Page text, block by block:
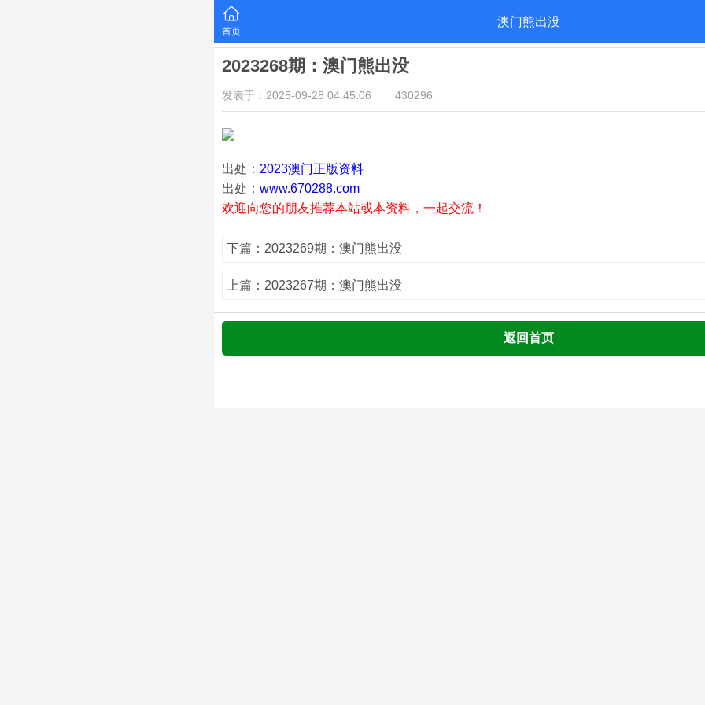
首页
澳门熊出没
2023268期：澳门熊出没
发表于：2025-09-28 04:45:06 430296
出处： 2023澳门正版资料
出处： www.670288.com
欢迎向您的朋友推荐本站或本资料，一起交流！
下篇：2023269期：澳门熊出没
上篇：2023267期：澳门熊出没
返回首页